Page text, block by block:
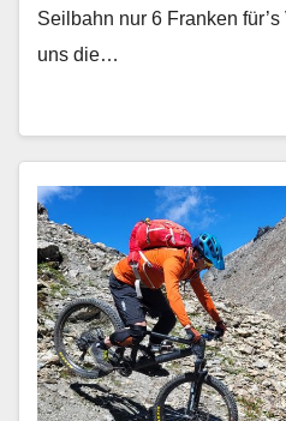
Seilbahn nur 6 Franken
uns die…